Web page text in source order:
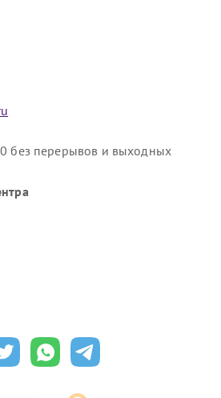
без перерывов и выходных